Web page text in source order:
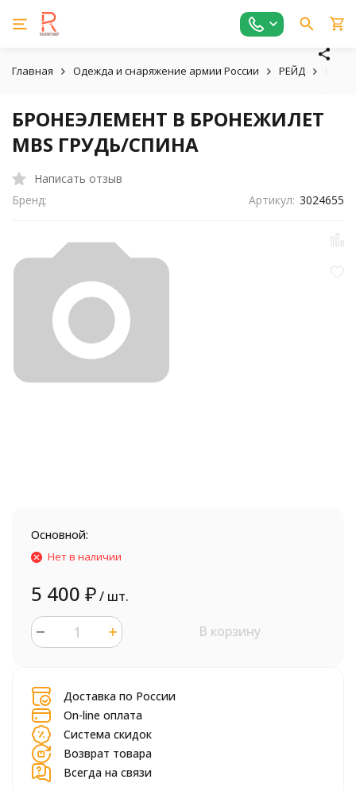
Главная Одежда и снаряжение армии России РЕЙД
БРОНЕЭЛЕМЕНТ В БРОНЕЖИЛЕТ
MBS ГРУДЬ/СПИНА
Написать отзыв
Бренд:
Артикул: 3024655
Основной:
Нет в наличии
5 400 ₽/ шт.
В корзину
Доставка по России
On-line оплата
Система скидок
Возврат товара
Всегда на связи